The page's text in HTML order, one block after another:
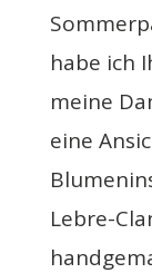
habe ich
meine
eine
Lebre-